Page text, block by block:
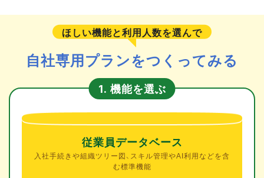
ほしい機能と利用人数を選んで
自社専用プランをつくってみる
1. 機能を選ぶ
従業員データベース
入社手続きや組織ツリー図、スキル管理やAI利用などを含
む標準機能